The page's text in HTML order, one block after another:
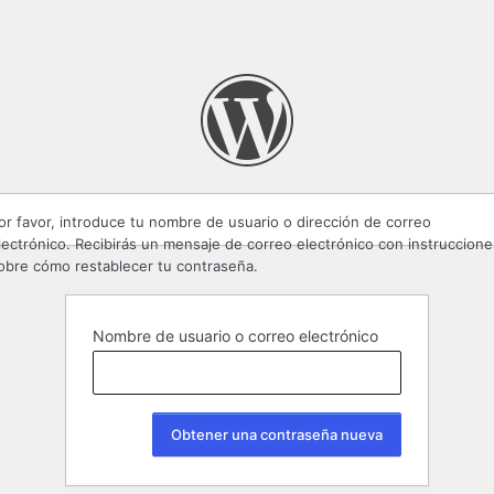
favor, introduce tu nombre de usuario o dirección de correo
Recibirás un mensaje de correo electrónico con
cómo restablecer tu contraseña.
Nombre de usuario o correo electrónico